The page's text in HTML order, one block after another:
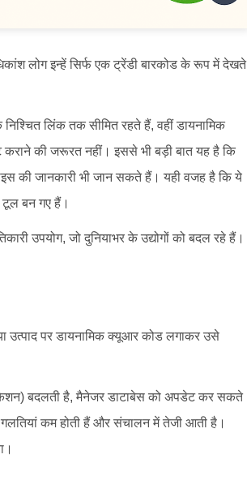
लोग इन्हें सिर्फ एक ट्रेंडी बारकोड के रूप में देखते
लिंक तक सीमित रहते हैं, वहीं डायनामिक
की जरूरत नहीं। इससे भी बड़ी बात यह है कि
की जानकारी भी जान सकते हैं। यही वजह है कि ये
टूल बन गए हैं।
उपयोग, जो दुनियाभर के उद्योगों को बदल रहे हैं।
उत्पाद पर डायनामिक क्यूआर कोड लगाकर उसे
बदलती है, मैनेजर डाटाबेस को अपडेट कर सकते
कम होती हैं और संचालन में तेजी आती है।